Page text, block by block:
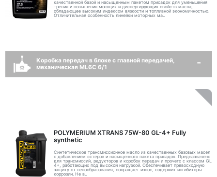
качественной базой и насыщенным пакетом присадок для уменьшения
трения и повышения моющих и диспергирующих свойств масла,
обладающее высоким индексом вязкости и топливной экономичностью.
Отличительная особенность линейки моторных ма..
Коробка передач в блоке с главной передачей,
механическая ML6C 6/1
POLYMERIUM XTRANS 75W-80 GL-4+ Fully
synthetic
Синтетическое трансмиссионное масло из качественных базовых масел
с добавлением эстеров и насыщенного пакета присадок. Предназначено
для трансмиссий, редукторов и коробок передач и прочего с классом GL
4+, работающих под высокой нагрузкой. Обеспечивает превосходную
защиту от пенообразования, сокращает износ, содержит ингибиторы
коррозии. Не в..